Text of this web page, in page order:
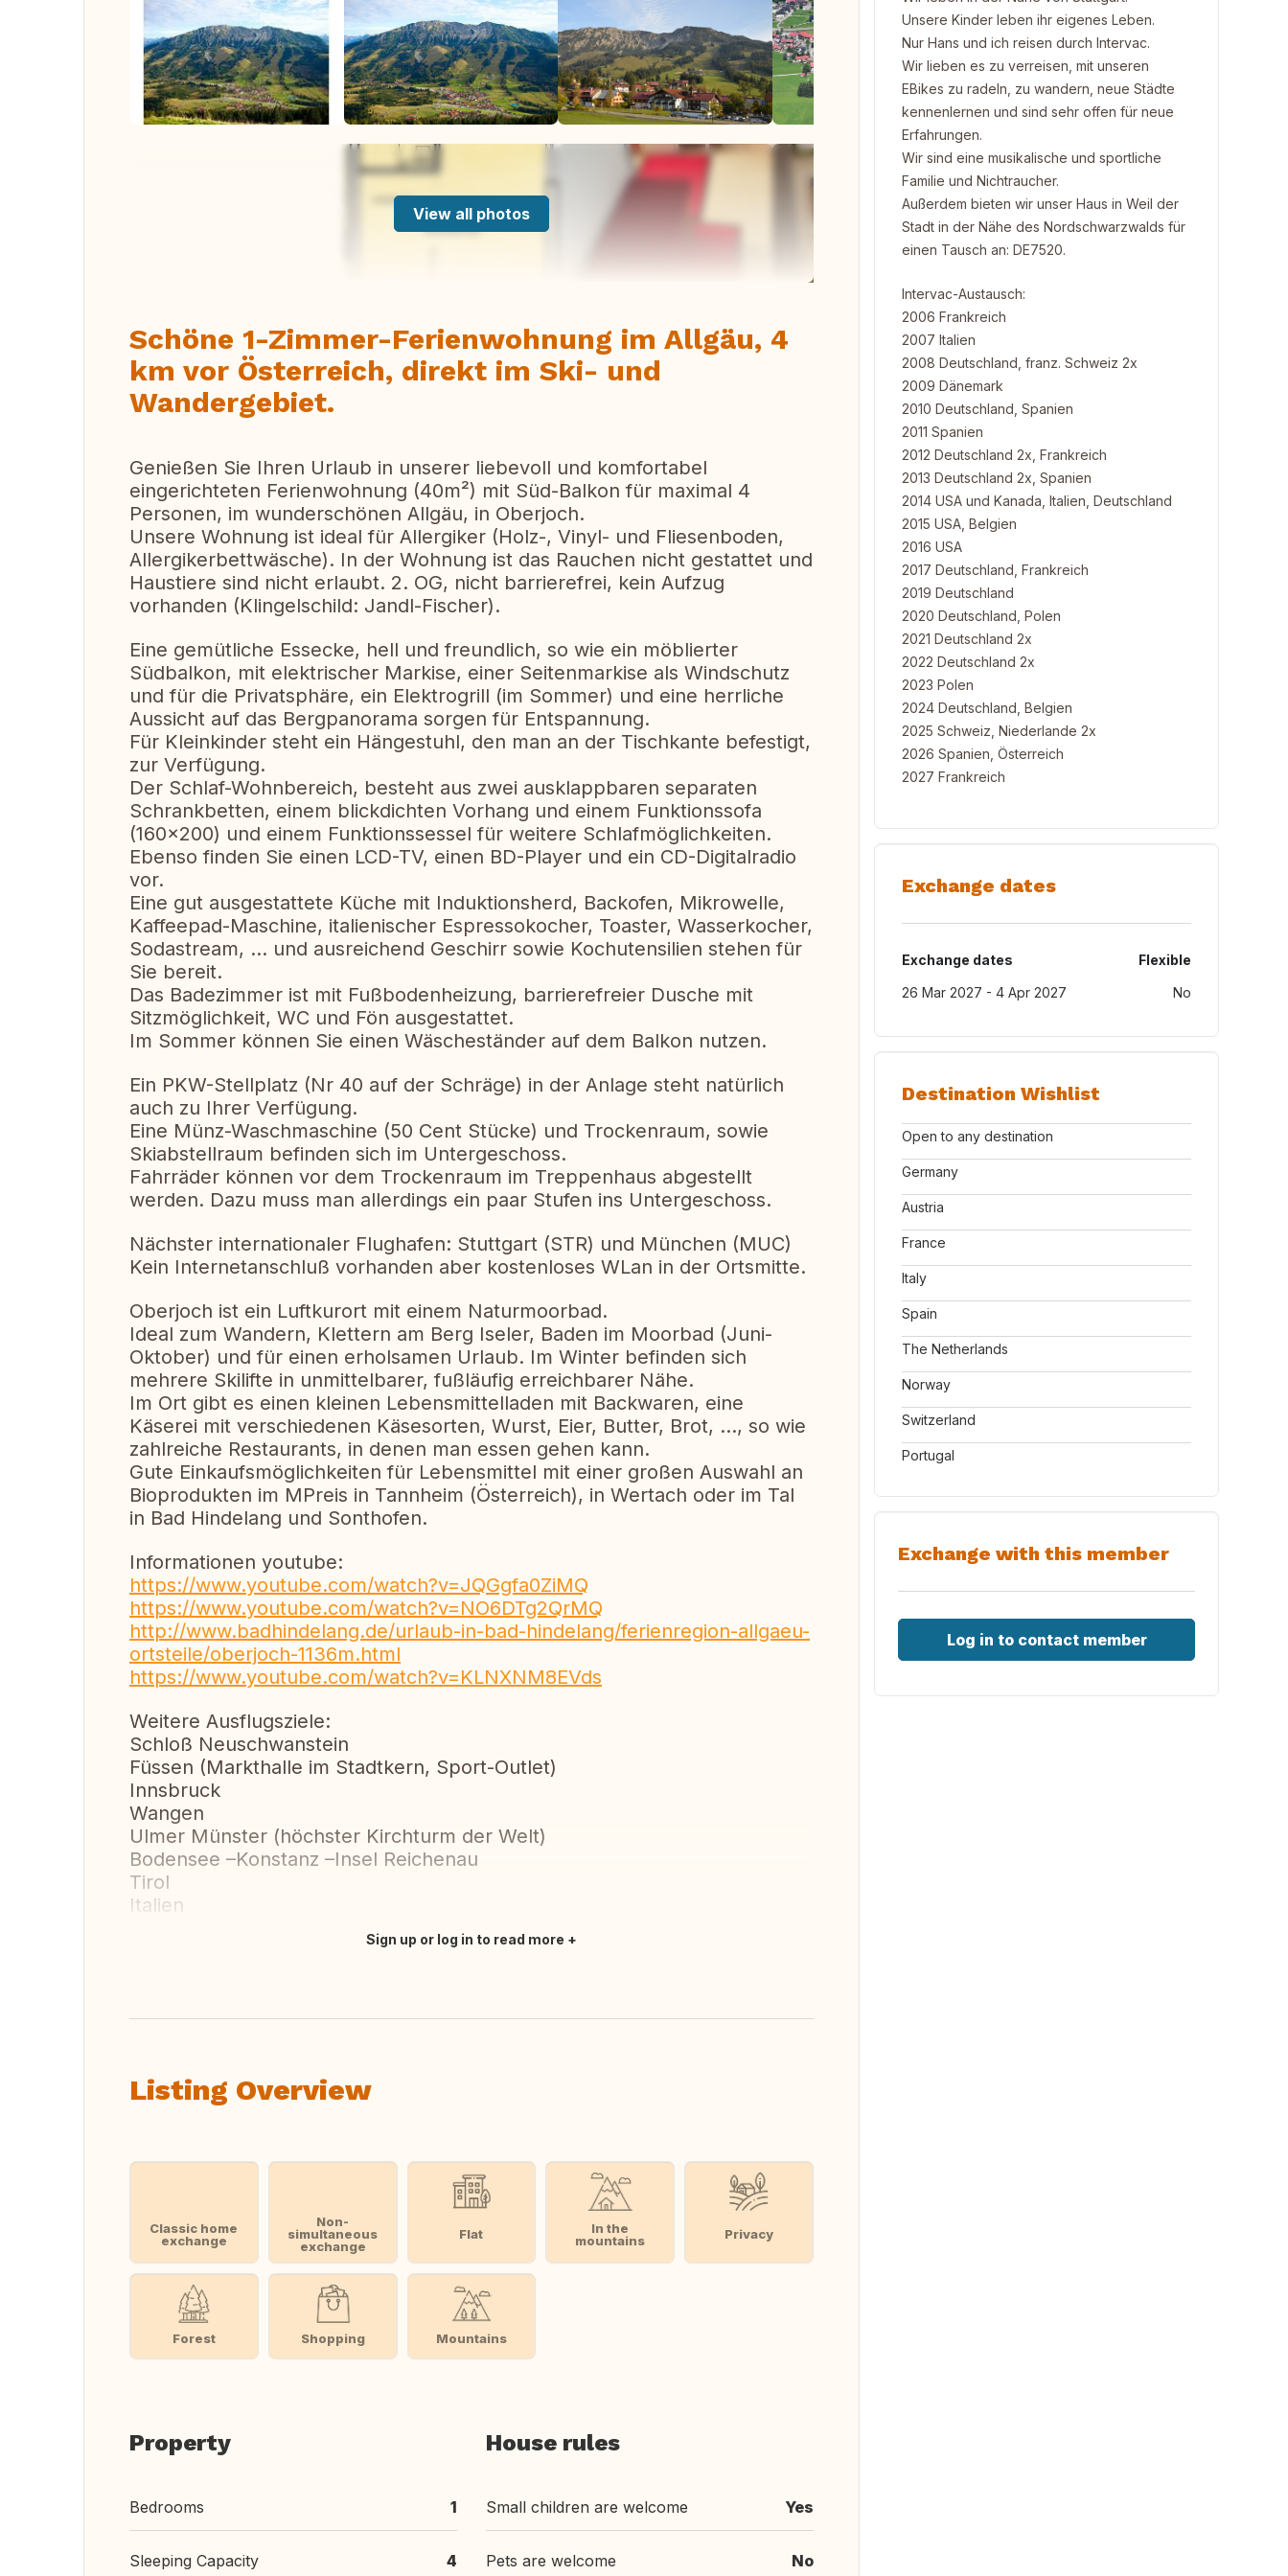
View all photos
Schöne 1-Zimmer-Ferienwohnung im Allgäu, 4
km vor Österreich, direkt im Ski- und
Wandergebiet.
Genießen Sie Ihren Urlaub in unserer liebevoll und komfortabel
eingerichteten Ferienwohnung (40m²) mit Süd-Balkon für maximal 4
Personen, im wunderschönen Allgäu, in Oberjoch.
Unsere Wohnung ist ideal für Allergiker (Holz-, Vinyl- und Fliesenboden,
Allergikerbettwäsche). In der Wohnung ist das Rauchen nicht gestattet und
Haustiere sind nicht erlaubt. 2. OG, nicht barrierefrei, kein Aufzug
vorhanden (Klingelschild: Jandl-Fischer).
Eine gemütliche Essecke, hell und freundlich, so wie ein möblierter
Südbalkon, mit elektrischer Markise, einer Seitenmarkise als Windschutz
und für die Privatsphäre, ein Elektrogrill (im Sommer) und eine herrliche
Aussicht auf das Bergpanorama sorgen für Entspannung.
Für Kleinkinder steht ein Hängestuhl, den man an der Tischkante befestigt,
zur Verfügung.
Der Schlaf-Wohnbereich, besteht aus zwei ausklappbaren separaten
Schrankbetten, einem blickdichten Vorhang und einem Funktionssofa
(160x200) und einem Funktionssessel für weitere Schlafmöglichkeiten.
Ebenso finden Sie einen LCD-TV, einen BD-Player und ein CD-Digitalradio
vor.
Eine gut ausgestattete Küche mit Induktionsherd, Backofen, Mikrowelle,
Kaffeepad-Maschine, italienischer Espressokocher, Toaster, Wasserkocher,
Sodastream, ... und ausreichend Geschirr sowie Kochutensilien stehen für
Sie bereit.
Das Badezimmer ist mit Fußbodenheizung, barrierefreier Dusche mit
Sitzmöglichkeit, WC und Fön ausgestattet.
Im Sommer können Sie einen Wäscheständer auf dem Balkon nutzen.
Ein PKW-Stellplatz (Nr 40 auf der Schräge) in der Anlage steht natürlich
auch zu Ihrer Verfügung.
Eine Münz-Waschmaschine (50 Cent Stücke) und Trockenraum, sowie
Skiabstellraum befinden sich im Untergeschoss.
Fahrräder können vor dem Trockenraum im Treppenhaus abgestellt
werden. Dazu muss man allerdings ein paar Stufen ins Untergeschoss.
Nächster internationaler Flughafen: Stuttgart (STR) und München (MUC)
Kein Internetanschluß vorhanden aber kostenloses WLan in der Ortsmitte.
Oberjoch ist ein Luftkurort mit einem Naturmoorbad.
Ideal zum Wandern, Klettern am Berg Iseler, Baden im Moorbad (Juni-
Oktober) und für einen erholsamen Urlaub. Im Winter befinden sich
mehrere Skilifte in unmittelbarer, fußläufig erreichbarer Nähe.
Im Ort gibt es einen kleinen Lebensmittelladen mit Backwaren, eine
Käserei mit verschiedenen Käsesorten, Wurst, Eier, Butter, Brot, ..., so wie
zahlreiche Restaurants, in denen man essen gehen kann.
Gute Einkaufsmöglichkeiten für Lebensmittel mit einer großen Auswahl an
Bioprodukten im MPreis in Tannheim (Österreich), in Wertach oder im Tal
in Bad Hindelang und Sonthofen.
Informationen youtube:
https://www.youtube.com/watch?v=JQGgfa0ZiMQ
https://www.youtube.com/watch?v=NO6DTg2QrMQ
http://www.badhindelang.de/urlaub-in-bad-hindelang/ferienregion-allgaeu-
ortsteile/oberjoch-1136m.html
https://www.youtube.com/watch?v=KLNXNM8EVds
Weitere Ausflugsziele:
Schloß Neuschwanstein
Füssen (Markthalle im Stadtkern, Sport-Outlet)
Innsbruck
Wangen
Ulmer Münster (höchster Kirchturm der Welt)
Bodensee –Konstanz –Insel Reichenau
Tirol
Italien
Sign up or log in to read more
Listing Overview
Classic home
exchange
Non-
simultaneous
exchange
Flat
In the
mountains
Privacy
Forest Shopping Mountains
Property
Bedrooms 1
Sleeping Capacity 4
House rules
Small children are welcome Yes
Pets are welcome No
Unsere Kinder leben ihr eigenes Leben.
Nur Hans und ich reisen durch Intervac.
Wir lieben es zu verreisen, mit unseren
EBikes zu radeln, zu wandern, neue Städte
kennenlernen und sind sehr offen für neue
Erfahrungen.
Wir sind eine musikalische und sportliche
Familie und Nichtraucher.
Außerdem bieten wir unser Haus in Weil der
Stadt in der Nähe des Nordschwarzwalds für
einen Tausch an: DE7520.
Intervac-Austausch:
2006 Frankreich
2007 Italien
2008 Deutschland, franz. Schweiz 2x
2009 Dänemark
2010 Deutschland, Spanien
2011 Spanien
2012 Deutschland 2x, Frankreich
2013 Deutschland 2x, Spanien
2014 USA und Kanada, Italien, Deutschland
2015 USA, Belgien
2016 USA
2017 Deutschland, Frankreich
2019 Deutschland
2020 Deutschland, Polen
2021 Deutschland 2x
2022 Deutschland 2x
2023 Polen
2024 Deutschland, Belgien
2025 Schweiz, Niederlande 2x
2026 Spanien, Österreich
2027 Frankreich
Exchange dates
Exchange dates
Flexible
26 Mar 2027 - 4 Apr 2027
No
Destination Wishlist
Open to any destination
Germany
Austria
France
Italy
Spain
The Netherlands
Norway
Switzerland
Portugal
Exchange with this member
Log in to contact member